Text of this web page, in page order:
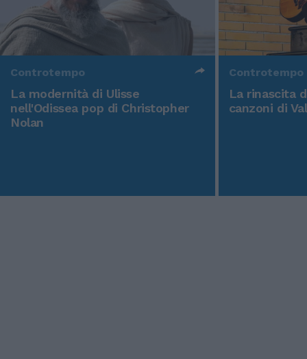
Controtempo
La modernità di Ulisse
nell'Odissea pop di Christopher
Nolan
Controtempo
La rinascita
canzoni di